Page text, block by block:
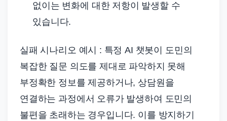
없이는 변화에 대한 저항이 발생할 수
있습니다.
실패 시나리오 예시 : 특정 AI 챗봇이 도민의
복잡한 질문 의도를 제대로 파악하지 못해
부정확한 정보를 제공하거나, 상담원을
연결하는 과정에서 오류가 발생하여 도민의
불편을 초래하는 경우입니다. 이를 방지하기